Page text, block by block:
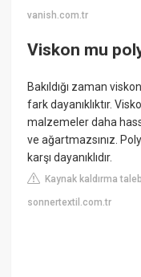
vanish.com.tr
Viskon mu
Bakıldığı zaman
fark dayanıklıktır.
malzemeler daha
ve ağartmazsınız.
karşı dayanıklıdır.
Kaynak kaldırma
sonnertextil.com.tr